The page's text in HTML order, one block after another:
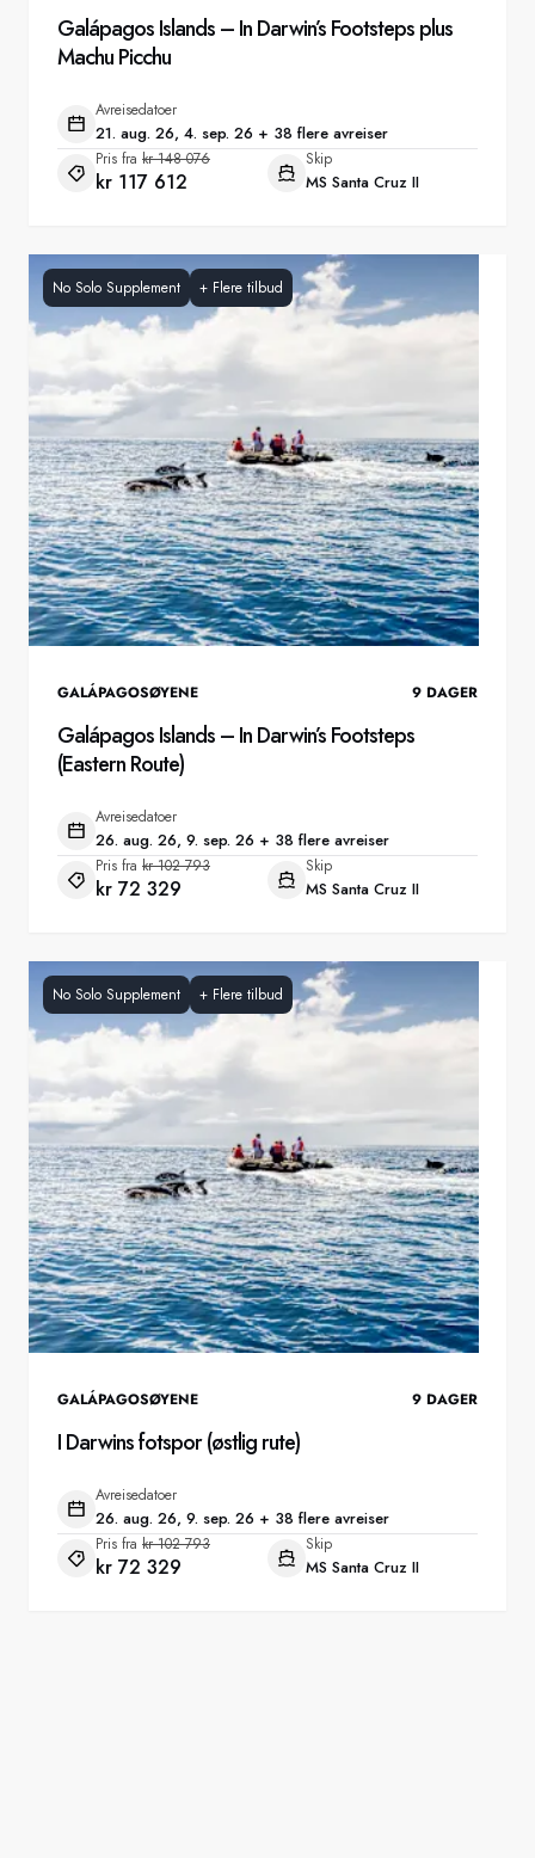
Galápagos Islands – In Darwin’s Footsteps plus
Machu Picchu
Avreisedatoer
21. aug. 26, 4. sep. 26 + 38 flere avreiser
Pris fra kr 148 076
kr 117 612
Skip
MS Santa Cruz II
No Solo Supplement + Flere tilbud
GALÁPAGOSØYENE 9 DAGER
Galápagos Islands – In Darwin’s Footsteps
(Eastern Route)
Avreisedatoer
26. aug. 26, 9. sep. 26 + 38 flere avreiser
Pris fra kr 102 793
kr 72 329
Skip
MS Santa Cruz II
No Solo Supplement + Flere tilbud
GALÁPAGOSØYENE 9 DAGER
I Darwins fotspor (østlig rute)
Avreisedatoer
26. aug. 26, 9. sep. 26 + 38 flere avreiser
Pris fra kr 102 793
kr 72 329
Skip
MS Santa Cruz II